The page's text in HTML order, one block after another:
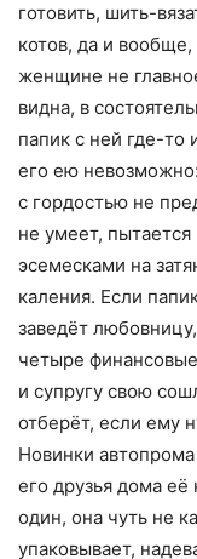
готовить, шить-
котов, да и вообще,
женщине не
видна, в
папик с ней где-то
его ею
с гордостью не
не умеет, пытается
эсемесками на
каления. Если
заведёт
четыре
и супругу свою
отберёт, если ему
Новинки
его друзья дома её
один, она чуть не
упаковывает,